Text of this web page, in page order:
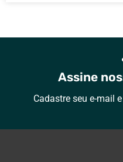
Assine
Cadastre seu e-mail